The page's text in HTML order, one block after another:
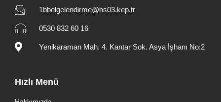
1bbelgelendirme@hs03.kep.tr
0530 832 60 16
Yenikaraman Mah. 4. Kantar Sok. Asya İşhanı No:2
Hızlı Menü